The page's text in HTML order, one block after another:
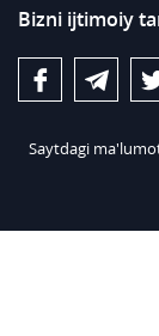
Bizni ijtimoiy
Saytdagi